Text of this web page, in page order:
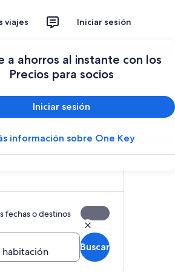
viajes Iniciar sesión
a ahorros al instante con los
Precios para socios
Iniciar sesión
información sobre One Key
fechas o destinos
habitación
Buscar